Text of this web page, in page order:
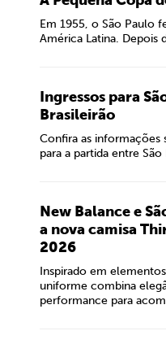
Em 1955, o São Paulo
América Latina. Depois
Ingressos para
Brasileirão
Confira as informações
para a partida entre
New Balance e
a nova camisa
2026
Inspirado em
uniforme combina
performance para